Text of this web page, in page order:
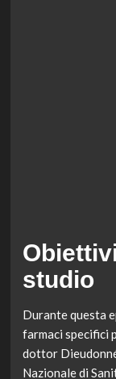
studio
Durante questa
farmaci specifici
dottor
Nazionale di